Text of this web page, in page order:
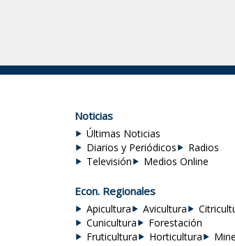
Noticias
Últimas Noticias
Diarios y Periódicos
Radios
Televisión
Medios Online
Econ. Regionales
Apicultura Avicultura
Cunicultura
Forestación
Fruticultura
Horticultura